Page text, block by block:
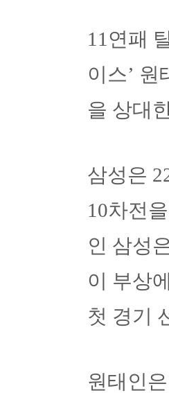
11연패
이스’
을 상대
삼성은
10차전
인 삼성
이 부상
첫 경기
원태인